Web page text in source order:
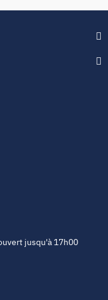
jusqu'à 17h00